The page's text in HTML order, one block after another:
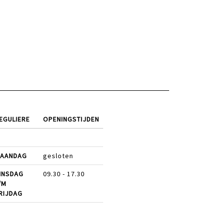
OPENINGSTIJDEN
gesloten
09.30 - 17.30